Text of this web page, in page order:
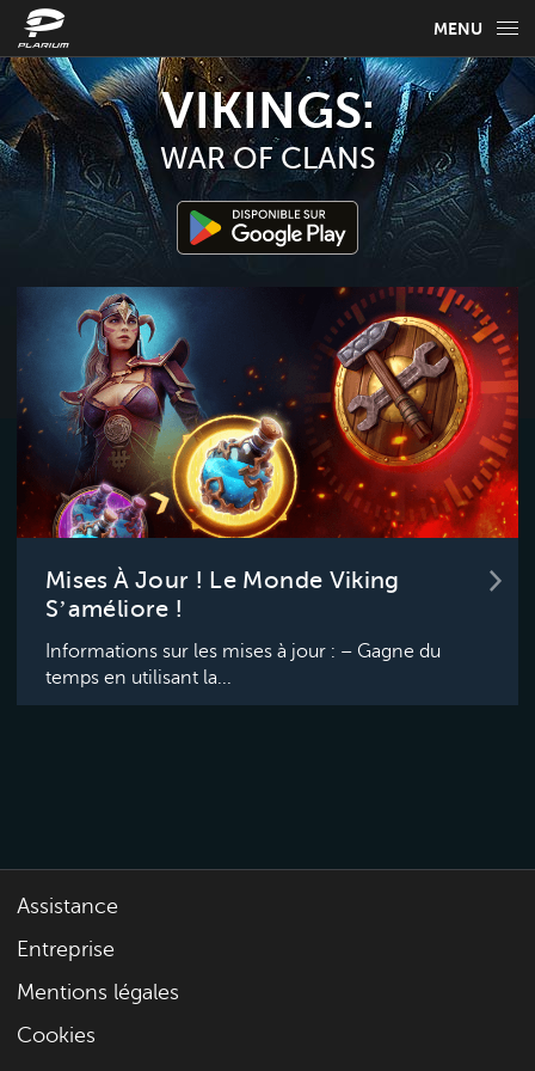
MENU
INFO
GUIDE
ACTUALITÉS
CHOISISSEZ VOTRE LANGUE
Français
VIKINGS:
WAR OF CLANS
Mises À Jour ! Le Monde Viking
S’améliore !
Informations sur les mises à jour : – Gagne du
temps en utilisant la...
Assistance
Entreprise
Mentions légales
Cookies